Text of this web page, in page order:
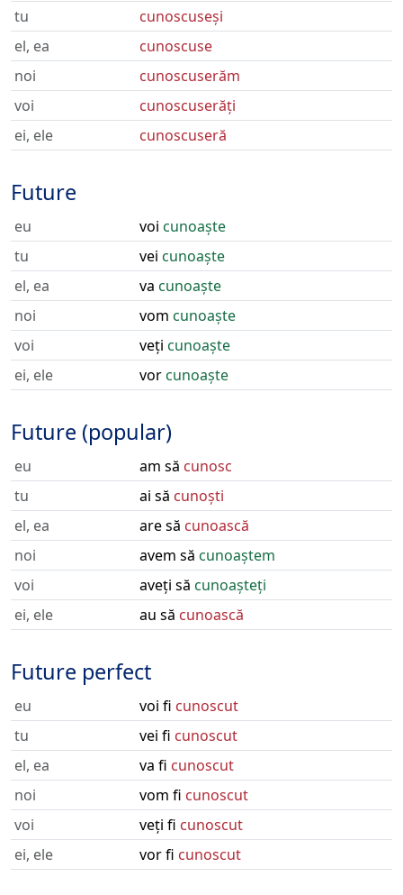
tu
cunoscuseși
el, ea
cunoscuse
noi
cunoscuserăm
voi
cunoscuserăți
ei, ele
cunoscuseră
Future
eu voi cunoaște
tu
vei cunoaște
el, ea
va cunoaște
noi
vom cunoaște
voi
veți cunoaște
ei, ele
vorcunoaște
Future (popular)
eu am să cunosc
tu
ai să cunoști
el, ea
are să cunoască
noi
avem să cunoaștem
voi
aveți să cunoașteți
ei, ele
au să cunoască
Future perfect
eu voi fi cunoscut
tu
vei fi cunoscut
el, ea
va fi cunoscut
noi
vom fi cunoscut
voi
veți fi cunoscut
ei, ele
vor fi cunoscut